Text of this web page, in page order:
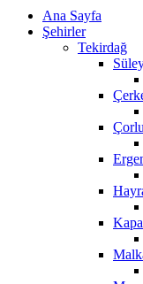
Ana Sayfa
Şehirler
Tekirdağ
Çorlu